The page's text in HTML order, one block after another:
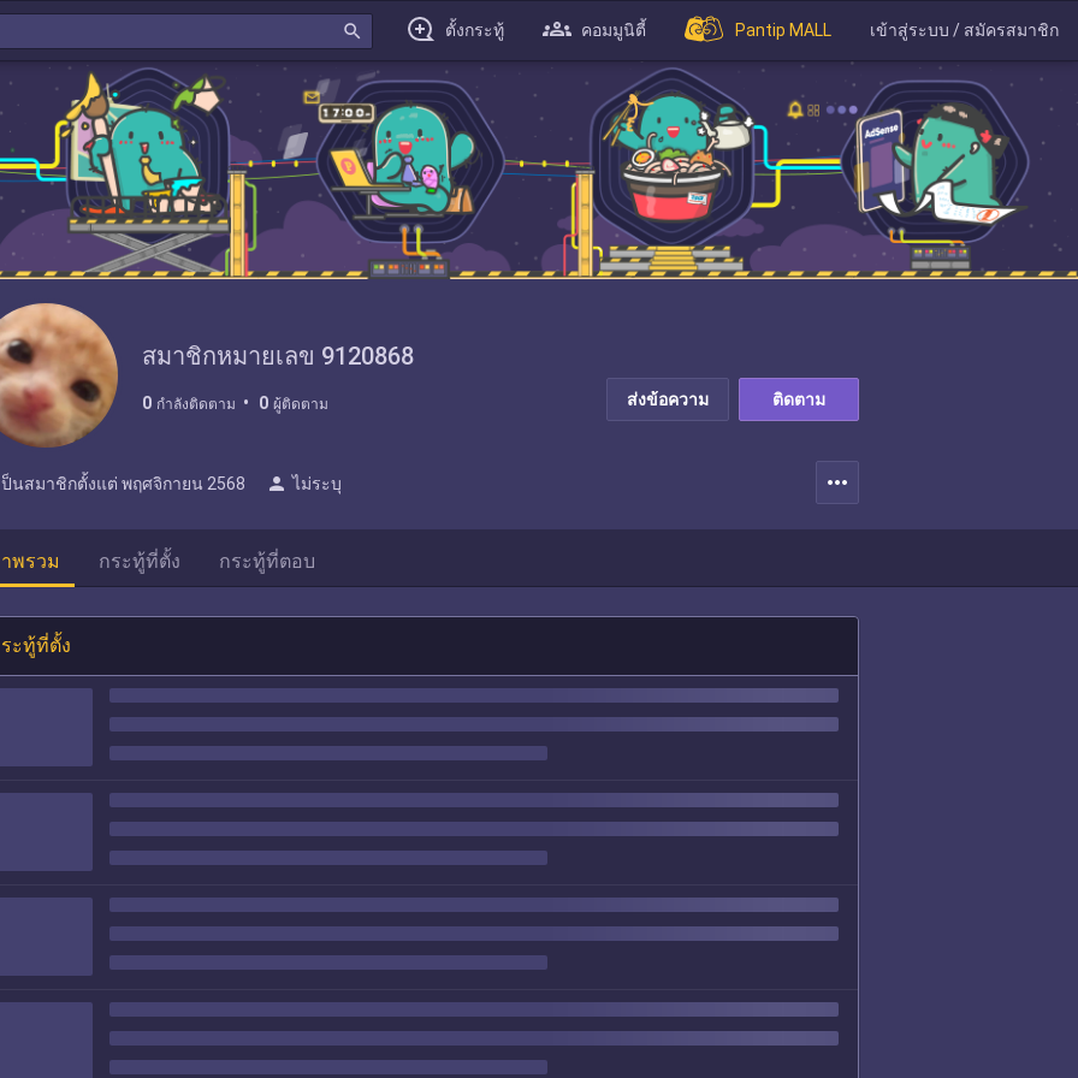
search ตั้งกระทู้ คอมมูนิตี้ Pantip MALL เข้าสู่ระบบ / สมัครสมาชิก
สมาชิกหมายเลข 9120868
0 กำลังติดตาม 0 ผู้ติดตาม ส่งข้อความ ติดตาม
ป็นสมาชิกตั้งแต่ พฤศจิกายน 2568 person ไม่ระบุ more_horiz
พรวม กระทู้ที่ตั้ง กระทู้ที่ตอบ
ะทู้ที่ตั้ง